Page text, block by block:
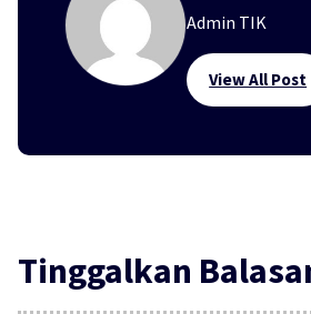
Admin TIK
View All Post
Tinggalkan